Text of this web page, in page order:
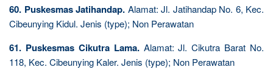
60. Puskesmas Jatihandap. Alamat: Jl. Jatihandap No. 6, Kec.
Cibeunying Kidul. Jenis (type); Non Perawatan
61. Puskesmas Cikutra Lama.Alamat: Jl. Cikutra Barat No.
118, Kec. Cibeunying Kaler. Jenis (type); Non Perawatan